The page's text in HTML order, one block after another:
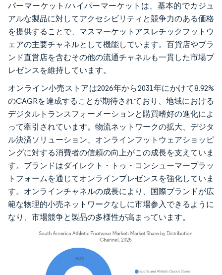
パーマーケット/ハイパーマーケットは、基本的でカジュ
アルな製品に対してアクセシビリティと競争力のある価格
を提供することで、マスマーケットアスレチックフットウ
ェアの主要チャネルとして機能しています。百貨店やブラ
ンド直営店を含むその他の流通チャネルも一貫した市場プ
レゼンスを維持しています。
オンライン小売ストアは2026年から2031年にかけて8.92%
のCAGRを達成することが期待されており、地域における
デジタルトランスフォーメーションと購買嗜好の進化によ
って牽引されています。物流ネットワークの拡大、デジタ
ル決済ソリューション、オンラインフットウェアショッピ
ングに対する消費者の信頼の向上がこの成長を支えていま
す。ブランドはダイレクト・トゥ・コンシューマープラッ
トフォームを通じてオンラインプレゼンスを強化していま
す。オンラインチャネルの成長により、国際ブランドが広
範な物理的小売ネットワークなしに市場参入できるように
なり、市場競争と製品の多様性が高まっています。